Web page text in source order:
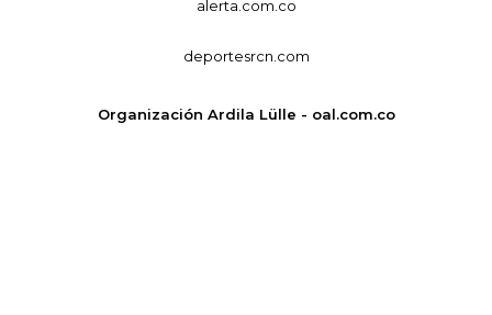
alerta.com.co
deportesrcn.com
Organización Ardila Lülle - oal.com.co